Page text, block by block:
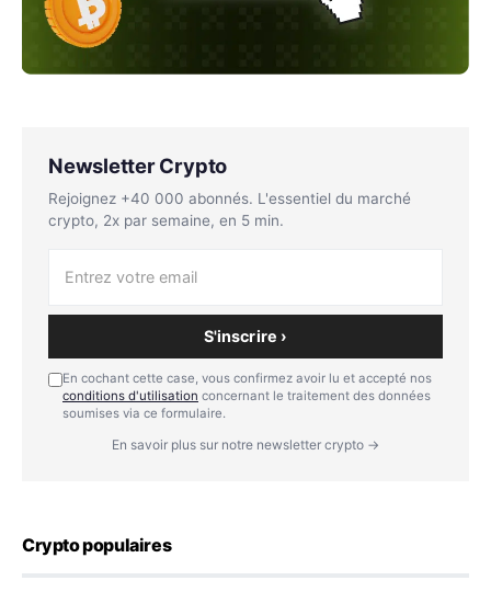
Newsletter Crypto
Rejoignez +40 000 abonnés. L'essentiel du marché
crypto, 2x par semaine, en 5 min.
S'inscrire ›
En cochant cette case, vous confirmez avoir lu et accepté nos
conditions d'utilisation concernant le traitement des données
soumises via ce formulaire.
En savoir plus sur notre newsletter crypto →
Crypto populaires